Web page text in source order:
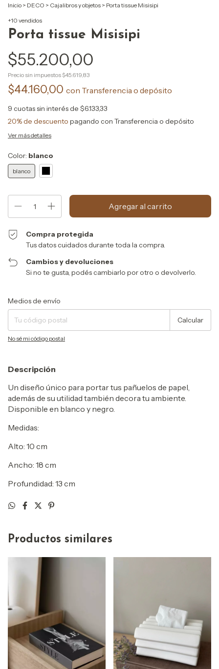
Inicio > DECO > Cajalibros y objetos > Porta tissue Misisipi
+10 vendidos
Porta tissue Misisipi
$55.200,00
Precio sin impuestos $45.619,83
$44.160,00 con Transferencia o depósito
9 cuotas sin interés de $6.133,33
20% de descuento pagando con Transferencia o depósito
Ver más detalles
Color: blanco
blanco
Compra protegida
Tus datos cuidados durante toda la compra.
Cambios y devoluciones
Si no te gusta, podés cambiarlo por otro o devolverlo.
Entregas para el CP:
Medios de envío
Calcular
No sé mi código postal
Descripción
Un diseño único para portar tus pañuelos de papel,
además de su utilidad también decora tu ambiente.
Disponible en blanco y negro.
Medidas:
Alto: 10 cm
Ancho: 18 cm
Profundidad: 13 cm
Productos similares